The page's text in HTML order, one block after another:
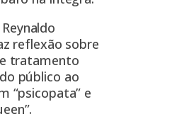
reflexão sobre
tratamento
público ao
“psicopata” e